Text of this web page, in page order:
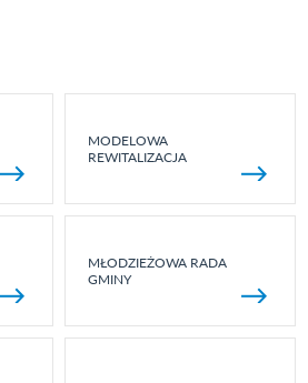
MODELOWA
REWITALIZACJA
MŁODZIEŻOWA RADA
GMINY